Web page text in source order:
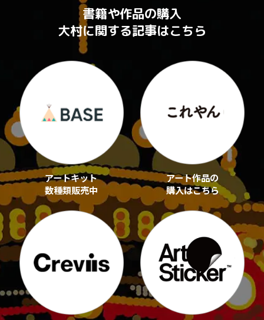
書籍や作品の購入
大村に関する記事はこちら
アートキット
数種類販売中
アート作品の
購入はこちら